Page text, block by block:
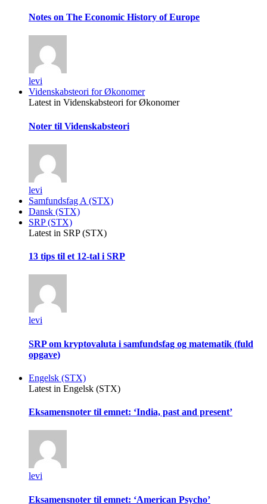
Notes on The Economic History of Europe
levi
Videnskabsteori for Økonomer
Latest in Videnskabsteori for Økonomer
Noter til Videnskabsteori
levi
Samfundsfag A (STX)
Dansk (STX)
SRP (STX)
Latest in SRP (STX)
13 tips til et 12-tal i SRP
levi
SRP om kryptovaluta i samfundsfag og matematik (fuld
opgave)
Engelsk (STX)
Latest in Engelsk (STX)
Eksamensnoter til emnet: ‘India, past and present’
levi
Eksamensnoter til emnet: ‘American Psycho’